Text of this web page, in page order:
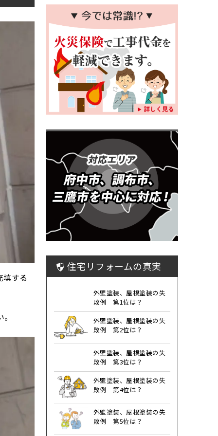
する
住宅リフォームの真実
外壁塗装、屋根塗装の失
敗例 第1位は？
外壁塗装、屋根塗装の失
敗例 第2位は？
外壁塗装、屋根塗装の失
敗例 第3位は？
外壁塗装、屋根塗装の失
敗例 第4位は？
外壁塗装、屋根塗装の失
敗例 第5位は？